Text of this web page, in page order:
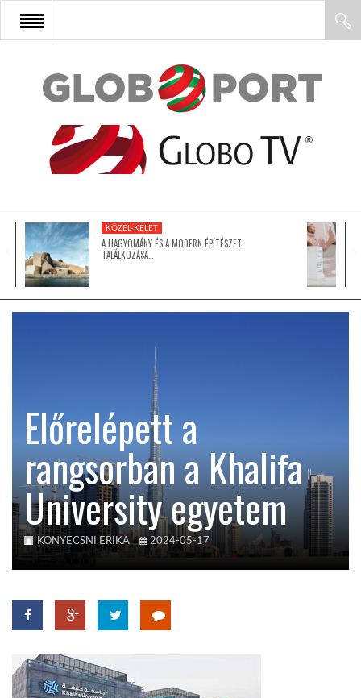
FŐOLDAL
AFRIKA
ÁZSIA
AUSZTRÁLIA
A VILÁG ITTHON
MÉDIA
GLOBOTV BP
KÖZEL-KELET
A HAGYOMÁNY ÉS A MODERN ÉPÍTÉSZET
TALÁLKOZÁSA…
Előrelépett a
rangsorban a Khalifa
University egyetem
KONYECSNI ERIKA 2024-05-17